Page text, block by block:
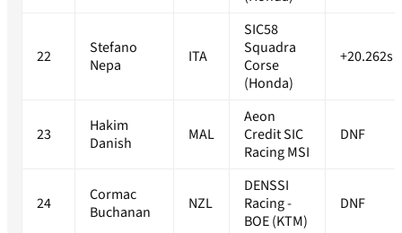
22
Stefano
Nepa
ITA
SIC58
Squadra
Corse
(Honda)
+20.262s
23
Hakim
Danish
MAL
Aeon
Credit SIC
Racing MSI
DNF
24
Cormac
Buchanan
NZL
DENSSI
Racing -
BOE (KTM)
DNF